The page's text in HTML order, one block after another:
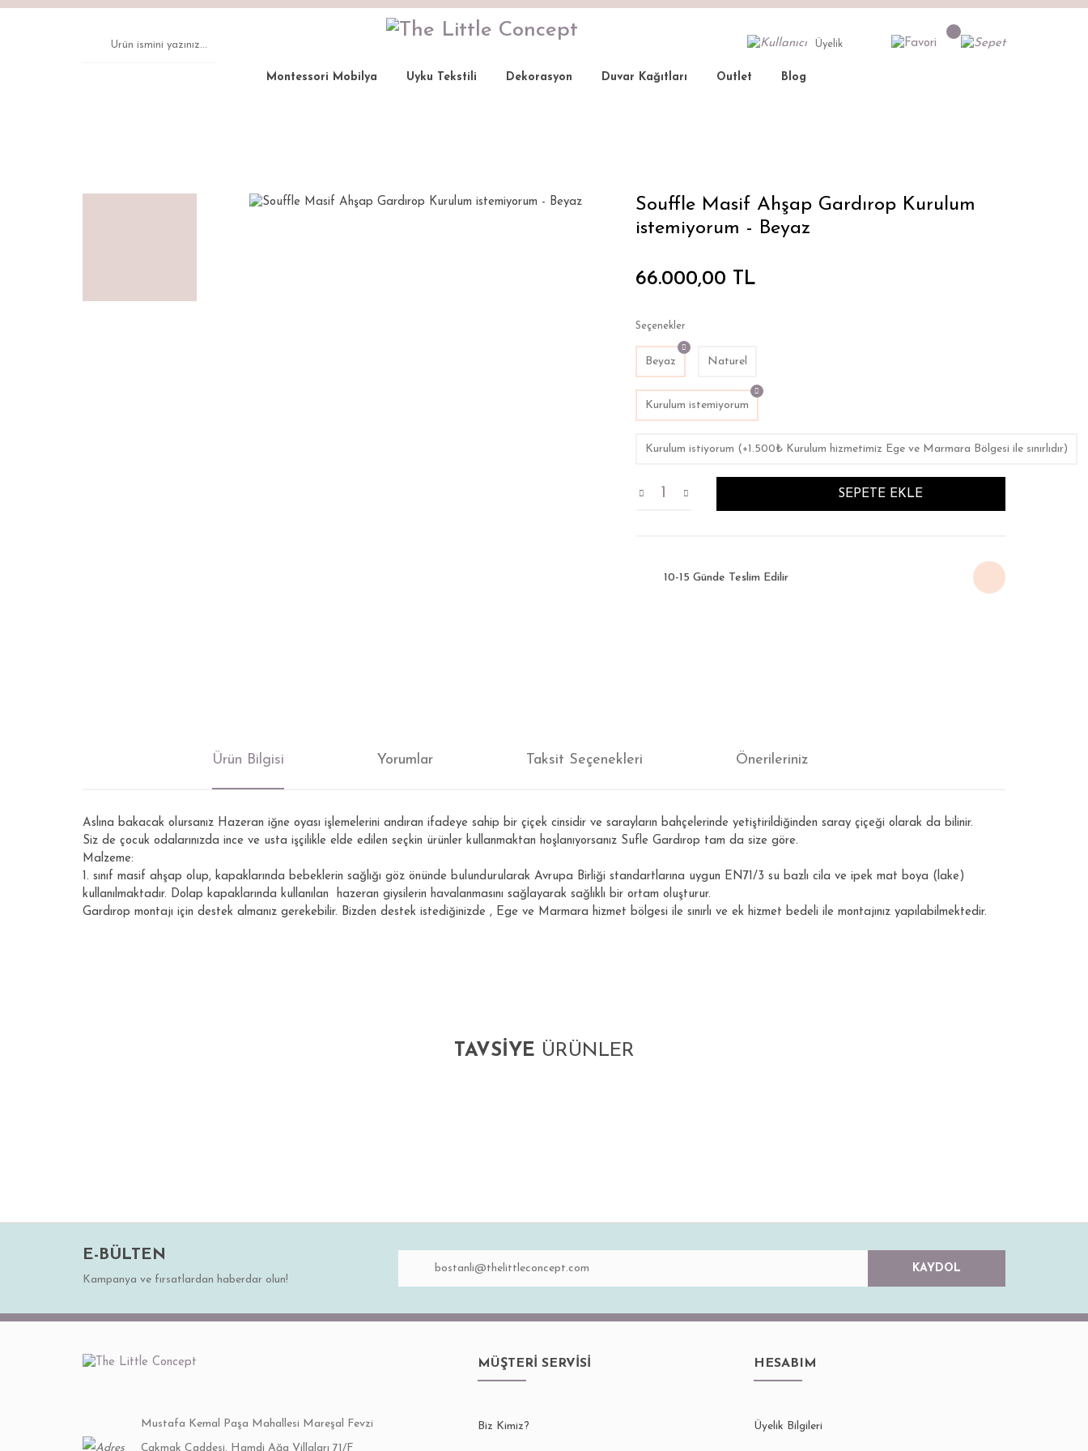
Üyelik
Montessori Mobilya Uyku Tekstili Dekorasyon Duvar Kağıtları Outlet Blog
Souffle Masif Ahşap Gardırop Kurulum
istemiyorum - Beyaz
66.000,00 TL
Seçenekler
Beyaz Naturel
Kurulum istemiyorum
Kurulum istiyorum (+1.500₺ Kurulum hizmetimiz Ege ve Marmara Bölgesi ile sınırlıdır)
SEPETE EKLE
10-15 Günde Teslim Edilir
Ürün Bilgisi Yorumlar Taksit Seçenekleri Önerileriniz
Aslına bakacak olursanız Hazeran iğne oyası işlemelerini andıran ifadeye sahip bir çiçek cinsidir ve sarayların bahçelerinde yetiştirildiğinden saray çiçeği olarak da bilinir.
Siz de çocuk odalarınızda ince ve usta işçilikle elde edilen seçkin ürünler kullanmaktan hoşlanıyorsanız Sufle Gardırop tam da size göre.
Malzeme:
1. sınıf masif ahşap olup, kapaklarında bebeklerin sağlığı göz önünde bulundurularak Avrupa Birliği standartlarına uygun EN71/3 su bazlı cila ve ipek mat boya (lake)
kullanılmaktadır. Dolap kapaklarında kullanılan hazeran giysilerin havalanmasını sağlayarak sağlıklı bir ortam oluşturur.
Gardırop montajı için destek almanız gerekebilir. Bizden destek istediğinizde , Ege ve Marmara hizmet bölgesi ile sınırlı ve ek hizmet bedeli ile montajınız yapılabilmektedir.
Gönder
TAVSİYE ÜRÜNLER
Souffle Masif Komodin
18.750,00 TL
Souffle Masif Ahşap Şifonyer
Souffle Tekli Duvar Raf
E-BÜLTEN
Kampanya ve fırsatlardan haberdar olun!
KAYDOL
Mustafa Kemal Paşa Mahallesi Mareşal Fevzi
Çakmak Caddesi, Hamdi Ağa Villaları 71/F
MÜŞTERİ SERVİSİ
Biz Kimiz?
HESABIM
Üyelik Bilgileri